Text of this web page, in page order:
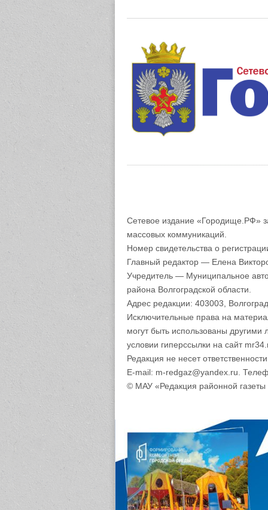
Сетевое издание «Городище.РФ»
массовых коммуникаций.
Номер свидетельства о
Главный редактор — Елена
Учредитель — Муниципальное
района Волгоградской области.
Адрес редакции: 403003,
Исключительные права на
могут быть использованы
условии гиперссылки на сайт
Редакция не несет
E-mail: m-redgaz@yandex.ru.
© МАУ «Редакция районной газеты